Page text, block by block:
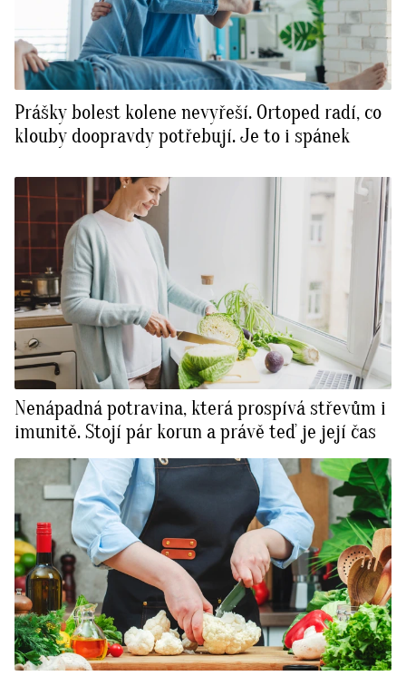
Prášky bolest kolene nevyřeší. Ortoped radí, co
klouby doopravdy potřebují. Je to i spánek
Nenápadná potravina, která prospívá střevům i
imunitě. Stojí pár korun a právě teď je její čas